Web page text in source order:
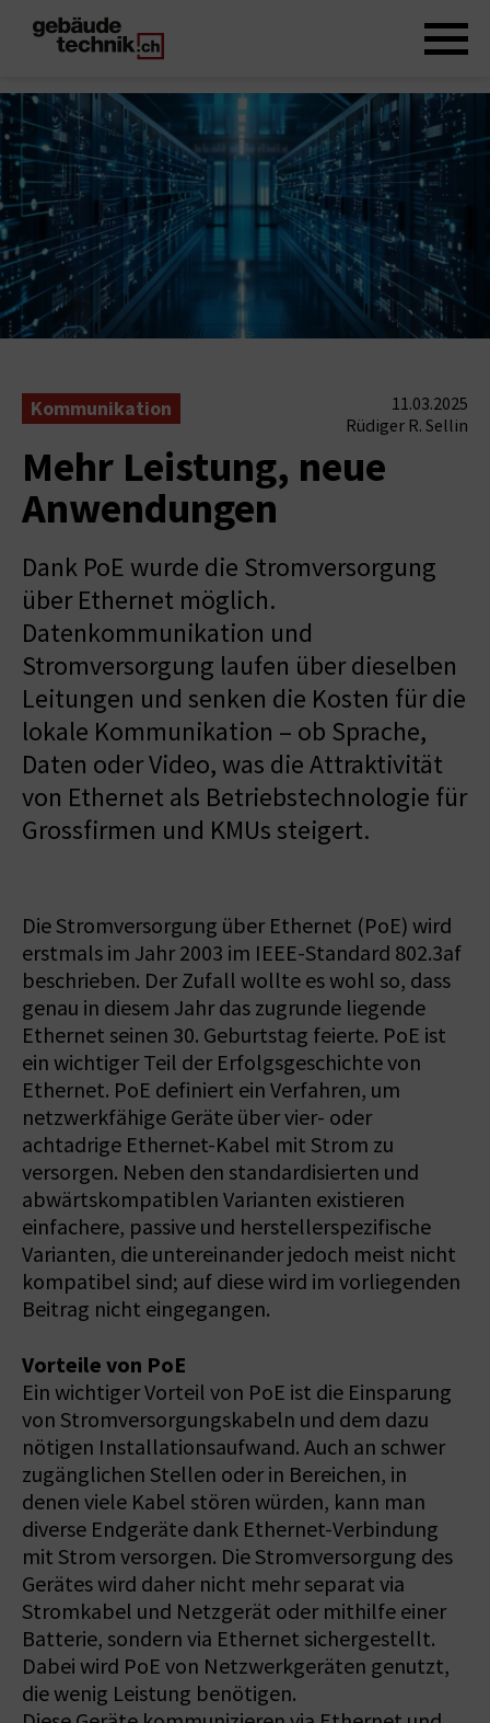
Kommunikation
11.03.2025
Rüdiger R. Sellin
Mehr Leistung, neue
Anwendungen
Dank PoE wurde die Stromversorgung
über Ethernet möglich.
Datenkommunikation und
Stromversorgung laufen über dieselben
Leitungen und senken die Kosten für die
lokale Kommunikation – ob Sprache,
Daten oder Video, was die Attraktivität
von Ethernet als Betriebstechnologie für
Grossfirmen und KMUs steigert.
Die Stromversorgung über Ethernet (PoE) wird
erstmals im Jahr 2003 im IEEE-Standard 802.3af
beschrieben. Der Zufall wollte es wohl so, dass
genau in diesem Jahr das zugrunde liegende
Ethernet seinen 30. Geburtstag feierte. PoE ist
ein wichtiger Teil der Erfolgsgeschichte von
Ethernet. PoE definiert ein Verfahren, um
netzwerkfähige Geräte über vier- oder
achtadrige Ethernet-Kabel mit Strom zu
versorgen. Neben den standardisierten und
abwärtskompatiblen Varianten existieren
einfachere, passive und herstellerspezifische
Varianten, die untereinander jedoch meist nicht
kompatibel sind; auf diese wird im vorliegenden
Beitrag nicht eingegangen.
Vorteile von PoE
Ein wichtiger Vorteil von PoE ist die Einsparung
von Stromversorgungskabeln und dem dazu
nötigen Installationsaufwand. Auch an schwer
zugänglichen Stellen oder in Bereichen, in
denen viele Kabel stören würden, kann man
diverse Endgeräte dank Ethernet-Verbindung
mit Strom versorgen. Die Stromversorgung des
Gerätes wird daher nicht mehr separat via
Stromkabel und Netzgerät oder mithilfe einer
Batterie, sondern via Ethernet sichergestellt.
Dabei wird PoE von Netzwerkgeräten genutzt,
die wenig Leistung benötigen.